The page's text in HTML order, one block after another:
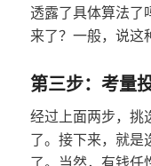
透露了具体算法了
来了？一般，说这
第三步：考量
经过上面两步，挑
了。接下来，就是